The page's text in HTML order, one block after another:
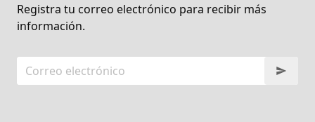
Registra tu correo electrónico para recibir más
información.